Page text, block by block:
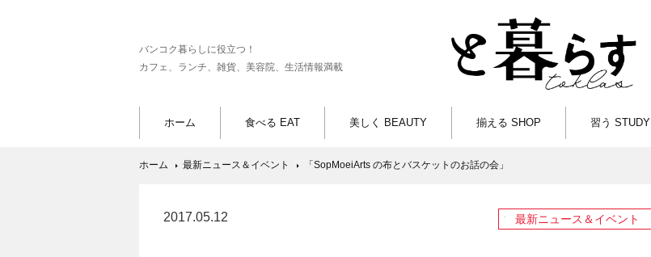
バンコク暮らしに役立つ！
カフェ、ランチ、雑貨、美容院、生活情報満載
ホーム 食べる EAT 美しく BEAUTY 揃える SHOP 習う STUDY
ホーム 最新ニュース＆イベント 「SopMoeiArts の布とバスケットのお話の会」
2017.05.12 最新ニュース＆イベント